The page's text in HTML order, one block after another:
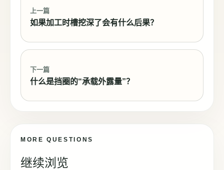
上一篇
如果加工时槽挖深了会有什么后果？
下一篇
什么是挡圈的“承载外露量”？
MORE QUESTIONS
继续浏览